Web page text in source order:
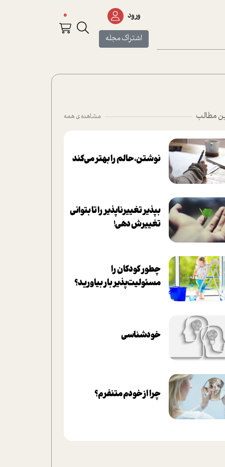
ورود
اشتراک مجله
0
مطالب مشاهده ی همه
نوشتن، حالم را بهتر می‌کند
بپذير تغييرناپذير را تا بتواني
تغييرش دهي!‏
چطور کودکان را
مسئولیت‌پذیر بار بیاورید؟
خودشناسی
چرا از خودم متنفرم؟